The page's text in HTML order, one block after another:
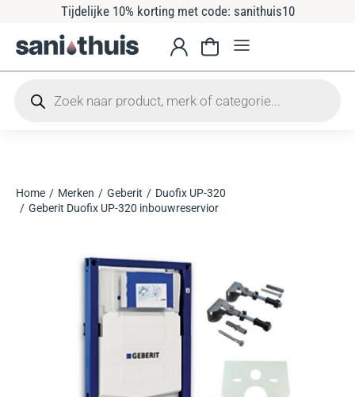
Tijdelijke 10% korting met code: sanithuis10
Je bent hier:
Home Merken Geberit
Duofix UP-320
Geberit Duofix UP-320 inbouwreservior